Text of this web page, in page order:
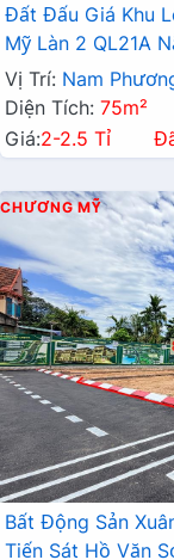
Đất Đấu Giá Khu
Mỹ Làn 2 QL21A
Xuân Mai
Vị Trí: Nam
Diện Tích: 75m²
Giá:2-2.5 Tỉ
CHƯƠNG MỸ
Bất Động Sản
Tiến Sát Hồ Văn